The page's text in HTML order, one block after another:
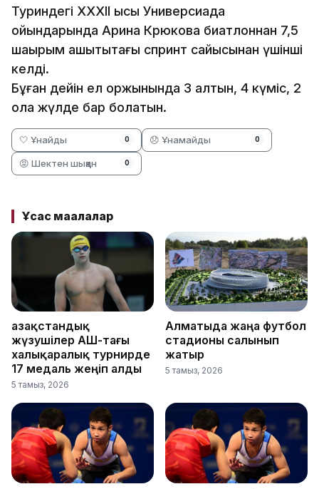
Туриндегі XXXII қысқы Универсиада
ойындарында Арина Крюкова биатлоннан 7,5
шақырым қашықтықтағы спринт сайысынан үшінші
келді.
Бұған дейін ел қоржынында 3 алтын, 4 күміс, 2
қола жүлде бар болатын.
🤍 Ұнайды 0 😞 Ұнамайды 0
😡 Шектен шыққан 0
Ұқсас мақалалар
Қазақстандық
жүзушілер АҚШ-тағы
халықаралық турнирде
17 медаль жеңіп алды
5 тамыз, 2026
Алматыда жаңа футбол
стадионы салынып
жатыр
5 тамыз, 2026